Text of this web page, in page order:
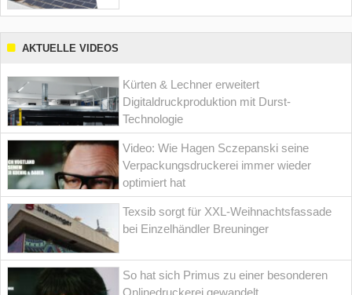
AKTUELLE VIDEOS
Kürten & Lechner erweitert
Digitaldruckproduktion mit Durst-
Technologie
Video: Wie Hagen Sczepanski seine
Verpackungsdruckerei immer wieder
optimiert hat
Texsib sorgt für XXL-Weihnachtsfassade
bei Einzelhändler Breuninger
So hat sich Primus zu einer besonderen
Onlinedruckerei gewandelt